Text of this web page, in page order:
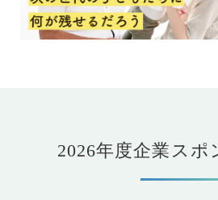
2026年度企業スポ